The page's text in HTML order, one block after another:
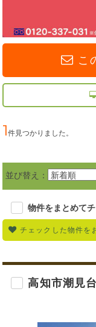
こ
1件見つかりました。
並び替え：
物件をまとめて
チェックした物件を
高知市潮見